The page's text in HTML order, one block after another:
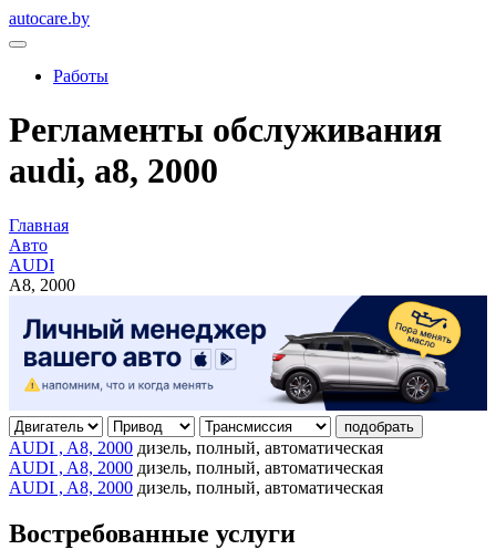
autocare.by
Работы
Регламенты обслуживания
audi, a8, 2000
Главная
Авто
AUDI
A8, 2000
подобрать
AUDI , A8, 2000 дизель, полный, автоматическая
AUDI , A8, 2000 дизель, полный, автоматическая
AUDI , A8, 2000 дизель, полный, автоматическая
Востребованные услуги